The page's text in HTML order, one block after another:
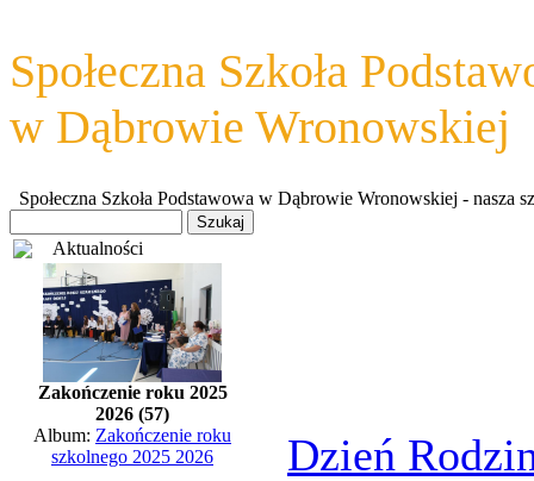
Społeczna Szkoła
w Dąbrowie Wronowskiej
Społeczna Szkoła Podstawowa w Dąbrowie Wronowskiej - nasza
Aktualności
Zakończenie roku 2025
2026 (57)
Album: Zakończenie roku
szkolnego 2025 2026
Dzień